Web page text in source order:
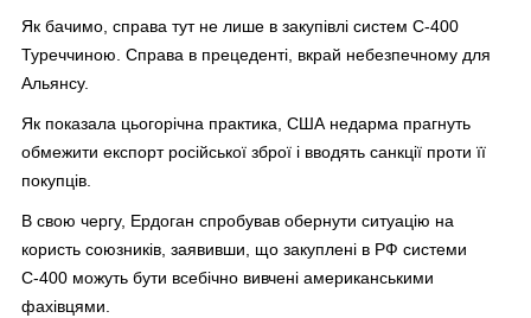
Як бачимо, справа тут не лише в закупівлі систем С-400
Туреччиною. Справа в прецеденті, вкрай небезпечному для
Альянсу.
Як показала цьогорічна практика, США недарма прагнуть
обмежити експорт російської зброї і вводять санкції проти її
покупців.
В свою чергу, Ердоган спробував обернути ситуацію на
користь союзників, заявивши, що закуплені в РФ системи
С-400 можуть бути всебічно вивчені американськими
фахівцями.